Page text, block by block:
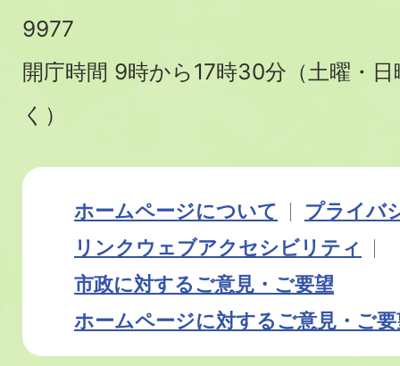
9977
開庁時間 9時から17時30分（土曜・
く）
ホームページについて
プライバ
リンク ウェブアクセシビリティ
市政に対するご意見・ご要望
ホームページに対するご意見・ご